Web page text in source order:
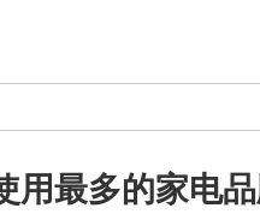
用最多的家电